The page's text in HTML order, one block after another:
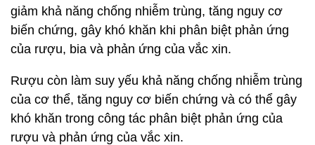
giảm khả năng chống nhiễm trùng, tăng nguy cơ
biến chứng, gây khó khăn khi phân biệt phản ứng
của rượu, bia và phản ứng của vắc xin.
Rượu còn làm suy yếu khả năng chống nhiễm trùng
của cơ thể, tăng nguy cơ biến chứng và có thể gây
khó khăn trong công tác phân biệt phản ứng của
rượu và phản ứng của vắc xin.